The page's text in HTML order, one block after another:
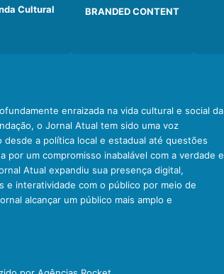
Cultural BRANDED CONTENT
enraizada na vida cultural e social da
o Jornal Atual tem sido uma voz
desde a política local e estadual até questões
um compromisso inabalável com a verdade e
Atual expandiu sua presença digital,
e interatividade com o público por meio de
alcançar um público mais amplo e